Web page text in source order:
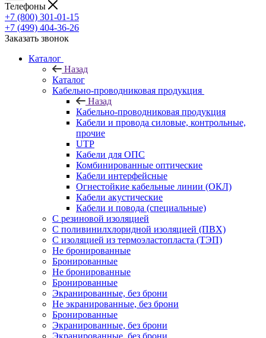
Телефоны
+7 (800) 301-01-15
+7 (499) 404-36-26
Заказать звонок
Каталог
Назад
Каталог
Кабельно-проводниковая продукция
Назад
Кабельно-проводниковая продукция
Кабели и провода силовые, контрольные,
прочие
UTP
Кабели для ОПС
Комбинированные оптические
Кабели интерфейсные
Огнестойкие кабельные линии (ОКЛ)
Кабели акустические
Кабели и повода (специальные)
С резиновой изоляцией
С поливинилхлоридной изоляцией (ПВХ)
С изоляцией из термоэластопласта (ТЭП)
Не бронированные
Бронированные
Не бронированные
Бронированные
Экранированные, без брони
Не экранированные, без брони
Бронированные
Экранированные, без брони
Экранированные, без брони